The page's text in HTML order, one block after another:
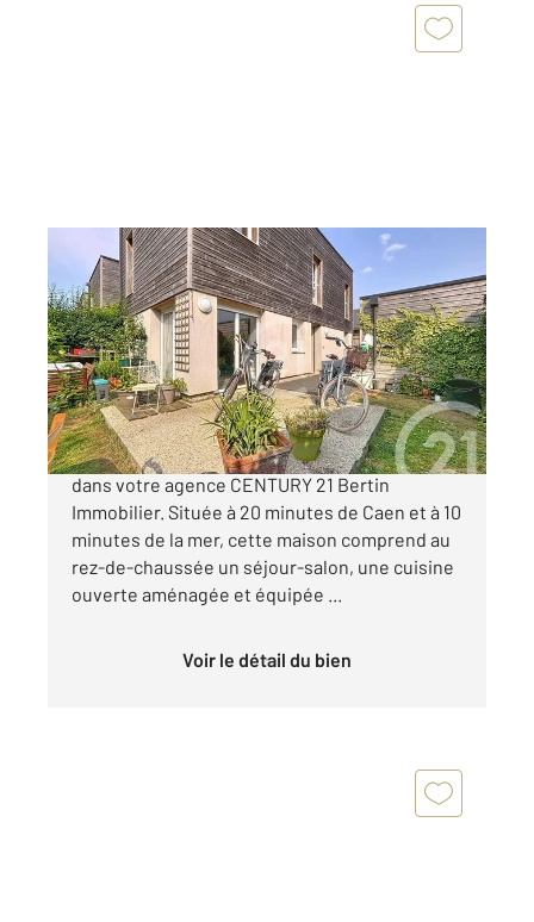
RANVILLE 14
94,06 m2, 5 pièces
Ref : 2935
Maison à vendre
274 000 €
Nouveau sur la commune de RANVILLE et
dans votre agence CENTURY 21 Bertin
Immobilier. Située à 20 minutes de Caen et à 10
minutes de la mer, cette maison comprend au
rez-de-chaussée un séjour-salon, une cuisine
ouverte aménagée et équipée ...
Voir le détail du bien